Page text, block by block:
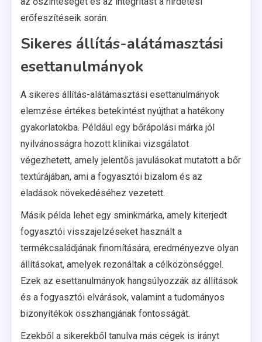
erőfeszítéseik során.
Sikeres állítás-alátámasztási
esettanulmányok
A sikeres állítás-alátámasztási esettanulmányok
elemzése értékes betekintést nyújthat a hatékony
gyakorlatokba. Például egy bőrápolási márka jól
nyilvánosságra hozott klinikai vizsgálatot
végezhetett, amely jelentős javulásokat mutatott a bőr
textúrájában, ami a fogyasztói bizalom és az
eladások növekedéséhez vezetett.
Másik példa lehet egy sminkmárka, amely kiterjedt
fogyasztói visszajelzéseket használt a
termékcsaládjának finomítására, eredményezve olyan
állításokat, amelyek rezonáltak a célközönséggel.
Ezek az esettanulmányok hangsúlyozzák az állítások
és a fogyasztói elvárások, valamint a tudományos
bizonyítékok összhangjának fontosságát.
Ezekből a sikerekből tanulva más cégek is irányt